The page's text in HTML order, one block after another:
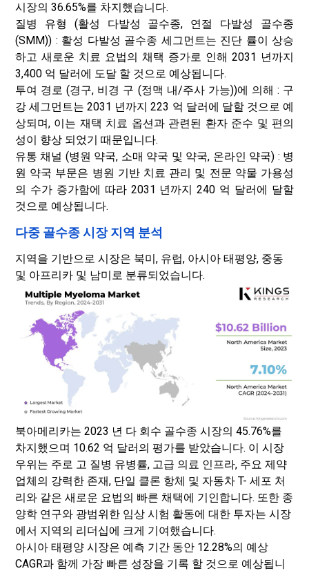
시장의 36.65%를 차지했습니다.
질병 유형 (활성 다발성 골수종, 연절 다발성 골수종
(SMM)) : 활성 다발성 골수종 세그먼트는 진단 률이 상승
하고 새로운 치료 요법의 채택 증가로 인해 2031 년까지
3,400 억 달러에 도달 할 것으로 예상됩니다.
투여 경로 (경구, 비경 구 (정맥 내/주사 가능))에 의해 : 구
강 세그먼트는 2031 년까지 223 억 달러에 달할 것으로 예
상되며, 이는 재택 치료 옵션과 관련된 환자 준수 및 편의
성이 향상 되었기 때문입니다.
유통 채널 (병원 약국, 소매 약국 및 약국, 온라인 약국) : 병
원 약국 부문은 병원 기반 치료 관리 및 전문 약물 가용성
의 수가 증가함에 따라 2031 년까지 240 억 달러에 달할
것으로 예상됩니다.
다중 골수종 시장 지역 분석
지역을 기반으로 시장은 북미, 유럽, 아시아 태평양, 중동
및 아프리카 및 남미로 분류되었습니다.
북아메리카는 2023 년 다 회수 골수종 시장의 45.76%를
차지했으며 10.62 억 달러의 평가를 받았습니다. 이 시장
우위는 주로 고 질병 유병률, 고급 의료 인프라, 주요 제약
업체의 강력한 존재, 단일 클론 항체 및 자동차 T- 세포 처
리와 같은 새로운 요법의 빠른 채택에 기인합니다. 또한 종
양학 연구와 광범위한 임상 시험 활동에 대한 투자는 시장
에서 지역의 리더십에 크게 기여했습니다.
아시아 태평양 시장은 예측 기간 동안 12.28%의 예상
CAGR과 함께 가장 빠른 성장을 기록 할 것으로 예상됩니